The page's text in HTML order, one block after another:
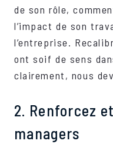
de son rôle,
l’impact de son
l’entreprise.
ont soif de sens
clairement, nous
2. Renforcez
managers